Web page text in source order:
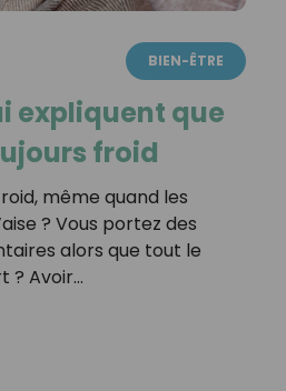
BIEN-ÊTRE
expliquent que
froid
même quand les
? Vous portez des
alors que tout le
? Avoir…